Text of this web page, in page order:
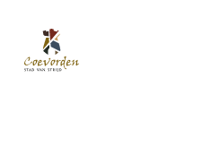
Stad Coevorden
STAD VAN STRIJD